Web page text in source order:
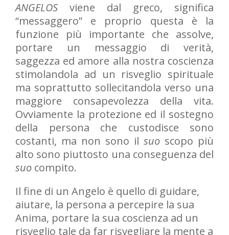
ANGELOS viene dal greco, significa
“messaggero” e proprio questa è la
funzione più importante che assolve,
portare un messaggio di verità,
saggezza ed amore alla nostra coscienza
stimolandola ad un risveglio spirituale
ma soprattutto sollecitandola verso una
maggiore consapevolezza della vita.
Ovviamente la protezione ed il sostegno
della persona che custodisce sono
costanti, ma non sono il suo scopo più
alto sono piuttosto una conseguenza del
suo compito.
Il fine di un Angelo è quello di guidare,
aiutare, la persona a percepire la sua
Anima, portare la sua coscienza ad un
risveglio tale da far risvegliare la mente a